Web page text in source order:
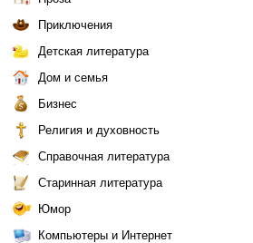
Приключения
Детская литература
Дом и семья
Бизнес
Религия и духовность
Справочная литература
Старинная литература
Юмор
Компьютеры и Интернет